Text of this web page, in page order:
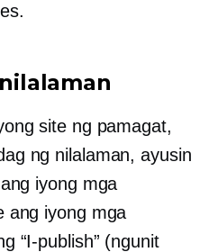
site ng pamagat,
ng nilalaman, ayusin
iyong mga
ang iyong mga
“I-publish” (ngunit